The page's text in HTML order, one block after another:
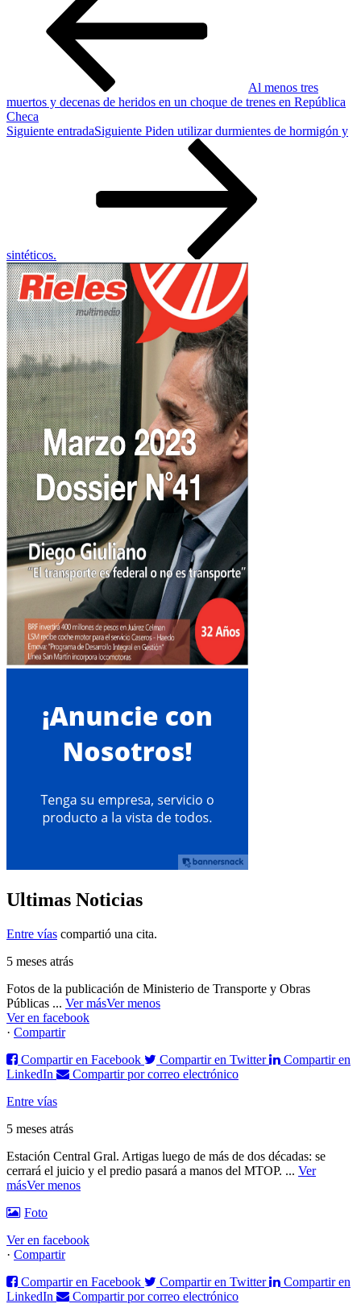
Al menos tres
muertos y decenas de heridos en un choque de trenes en República
Checa
Siguiente entradaSiguiente Piden utilizar durmientes de hormigón y
sintéticos.
Ultimas Noticias
Entre vías compartió una cita.
5 meses atrás
Fotos de la publicación de Ministerio de Transporte y Obras
Públicas ... Ver másVer menos
Ver en facebook
· Compartir
Compartir en Facebook
Compartir en Twitter
Compartir en
LinkedIn
Compartir por correo electrónico
Entre vías
5 meses atrás
Estación Central Gral. Artigas luego de más de dos décadas: se
cerrará el juicio y el predio pasará a manos del MTOP. ... Ver
másVer menos
Foto
Ver en facebook
· Compartir
Compartir en Facebook
Compartir en Twitter
Compartir en
LinkedIn
Compartir por correo electrónico